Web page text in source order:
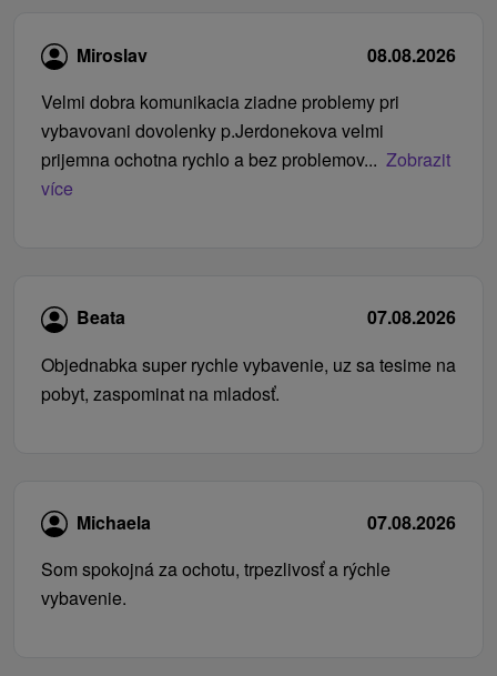
Miroslav
08.08.2026
Velmi dobra komunikacia ziadne problemy pri
vybavovani dovolenky p.Jerdonekova velmi
prijemna ochotna rychlo a bez problemov... Zobrazit
více
Beata
07.08.2026
Objednabka super rychle vybavenie, uz sa tesime na
pobyt, zaspominat na mladosť.
Michaela
07.08.2026
Som spokojná za ochotu, trpezlivosť a rýchle
vybavenie.